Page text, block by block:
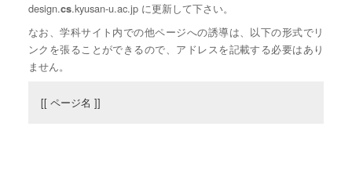
design.cs.kyusan-u.ac.jp に更新して下さい。
なお、学科サイト内での他ページへの誘導は、以下の形式でリ
ンクを張ることができるので、アドレスを記載する必要はあり
ません。
[[ ページ名 ]]